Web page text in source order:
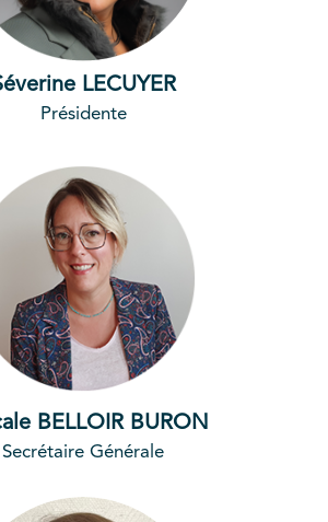
LECUYER
Présidente
BELLOIR BURON
Secrétaire Générale